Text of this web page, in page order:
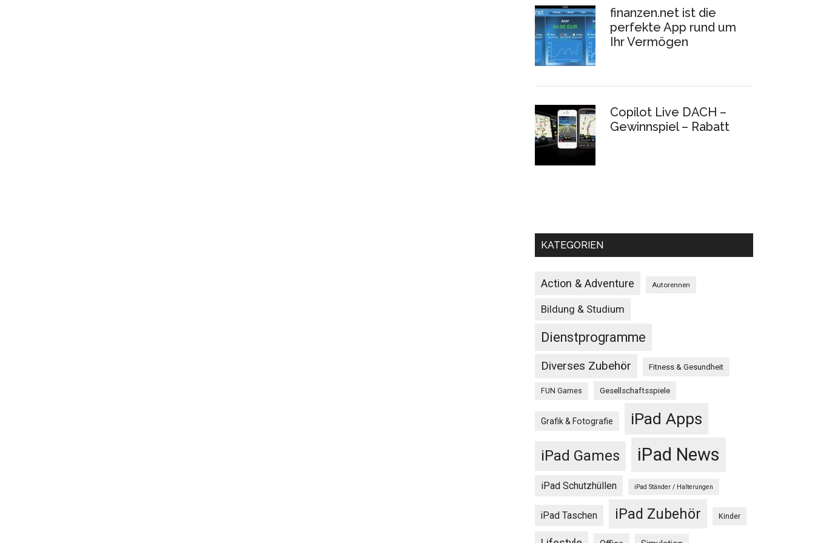
finanzen.net ist die
perfekte App rund um
Ihr Vermögen
Copilot Live DACH –
Gewinnspiel – Rabatt
KATEGORIEN
Action & Adventure Autorennen
Bildung & Studium
Dienstprogramme
Diverses Zubehör Fitness & Gesundheit
FUN Games Gesellschaftsspiele
Grafik & Fotografie iPad Apps
iPad Games iPad News
iPad Schutzhüllen iPad Ständer / Halterungen
iPad Taschen iPad Zubehör Kinder